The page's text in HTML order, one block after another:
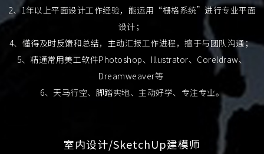
2、1年以上平面设计工作经验，能运用“栅格系统”进行专业平面
设计；
4、懂得及时反馈和总结，主动汇报工作进程，擅于与团队沟通；
5、精通常用美工软件Photoshop、Illustrator、Coreldraw、
Dreamweaver等
6、天马行空、脚踏实地、主动好学、专注专业。
室内设计/SketchUp建模师